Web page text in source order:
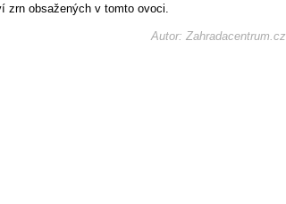
obsažených v tomto ovoci.
Autor: Zahradacentrum.cz